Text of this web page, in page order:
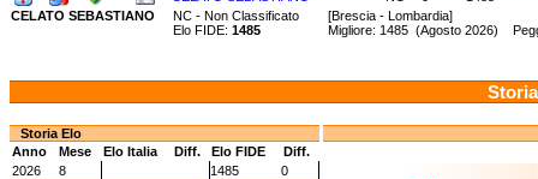
CELATO SEBASTIANO
NC - Non Classificato [Brescia - Lombardia]
Elo FIDE: 1485 Migliore: 1485 (Agosto 2026)
Storia Elo
Anno
Mese Elo Italia Diff. Elo FIDE
Diff.
2026
8 1485
0